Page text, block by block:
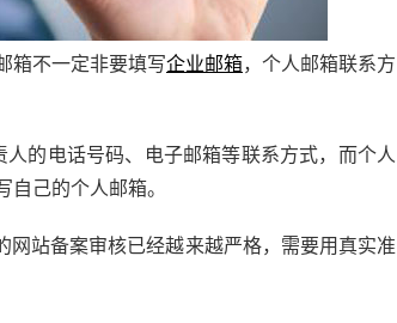
箱不一定非要填写企业邮箱，个人邮箱联系方
的电话号码、电子邮箱等联系方式，而个人
己的个人邮箱。
站备案审核已经越来越严格，需要用真实准